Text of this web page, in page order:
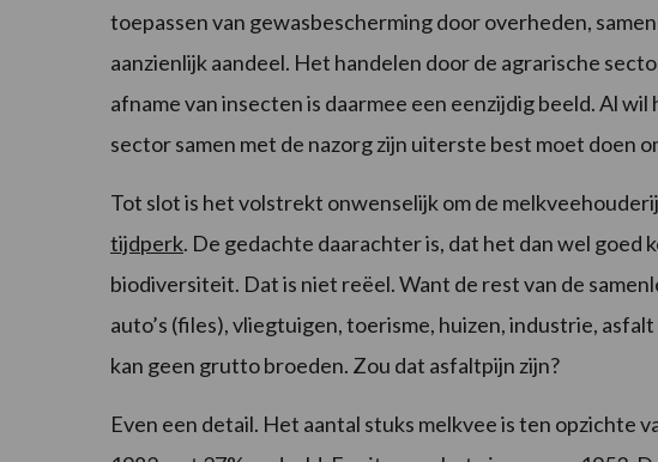
toepassen van gewasbescherming door overheden,
aanzienlijk aandeel. Het handelen door de agrarische
afname van insecten is daarmee een eenzijdig beeld. Al
sector samen met de nazorg zijn uiterste best moet doen
Tot slot is het volstrekt onwenselijk om de
tijdperk. De gedachte daarachter is, dat het dan wel goed
biodiversiteit. Dat is niet reëel. Want de rest van de
auto’s (files), vliegtuigen, toerisme, huizen, industrie,
kan geen grutto broeden. Zou dat asfaltpijn zijn?
Even een detail. Het aantal stuks melkvee is ten opzichte